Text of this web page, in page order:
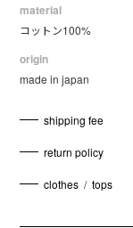
material
コットン100%
origin
made in japan
shipping fee
return policy
clothes / tops